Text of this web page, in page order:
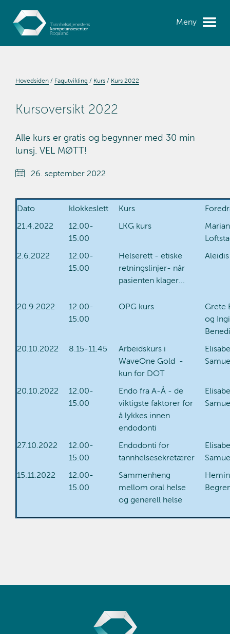
Meny
Hovedsiden Fagutvikling Kurs Kurs 2022
Kursoversikt 2022
Alle kurs er gratis og begynner med 30 min
lunsj. VEL MØTT!
26. september 2022
Dato klokkeslett Kurs
21.4.2022
12.00-
15.00
LKG kurs
2.6.2022
12.00-
15.00
Helserett - etiske
retningslinjer- når
pasienten klager...
20.9.2022
12.00-
15.00
OPG kurs
Grete
og
20.10.2022
8.15-11.45
Arbeidskurs i
WaveOne Gold -
kun for DOT
20.10.2022
12.00-
15.00
Endo fra A-Å - de
viktigste faktorer for
å lykkes innen
endodonti
27.10.2022
12.00-
15.00
Endodonti for
tannhelsesekretærer
15.11.2022
12.00-
15.00
Sammenheng
mellom oral helse
og generell helse